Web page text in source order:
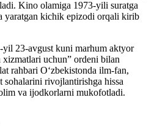
Kino olamiga 1973-yili suratga
yaratgan kichik epizodi orqali kirib
23-avgust kuni marhum aktyor
uchun” ordeni bilan
rahbari O‘zbekistonda ilm-fan,
sohalarini rivojlantirishga hissa
va ijodkorlarni mukofotladi.